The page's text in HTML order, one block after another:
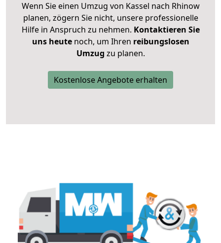
Wenn Sie einen Umzug von Kassel nach Rhinow
planen, zögern Sie nicht, unsere professionelle
Hilfe in Anspruch zu nehmen. Kontaktieren Sie
uns heutenoch, um Ihren reibungslosen
Umzug zu planen.
Kostenlose Angebote erhalten